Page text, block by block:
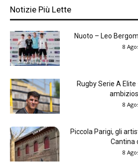
Notizie Più Lette
Nuoto – Leo
8
Rugby Serie A
8
Piccola Parigi, gli
Cantina
8